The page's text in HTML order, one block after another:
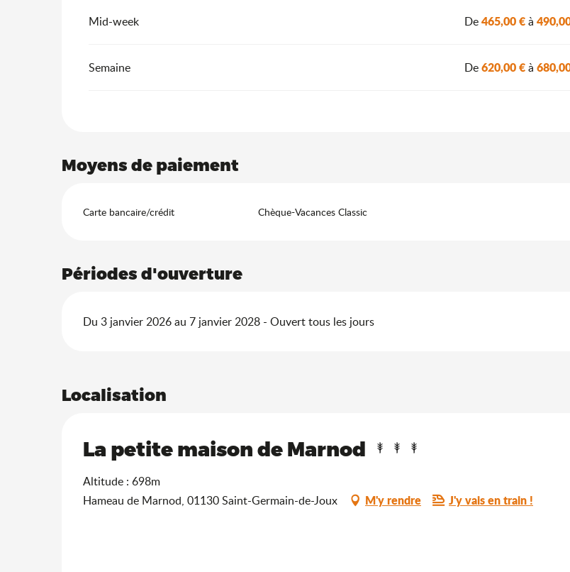
Mid-week De465,00 €à
Semaine De620,00 €à
Moyens de paiement
Carte bancaire/crédit Chèque-Vacances Classic
Périodes d'ouverture
Du 3 janvier 2026 au 7 janvier 2028 - Ouvert tous les jours
Localisation
La petite maison de Marnod
Altitude : 698m
Hameau de Marnod, 01130 Saint-Germain-de-Joux
M'y rendre J'y vais en train !